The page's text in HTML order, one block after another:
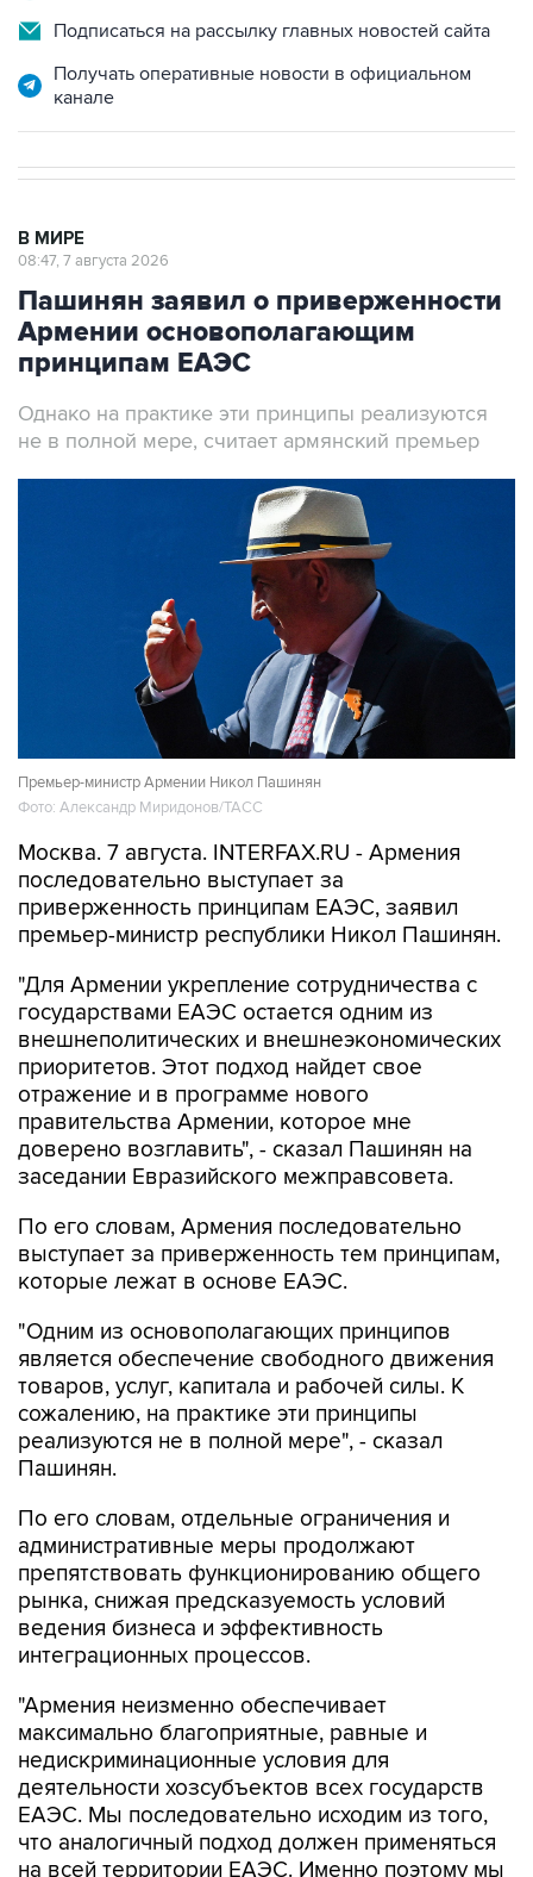
Подписаться на рассылку главных новостей сайта
Получать оперативные новости в официальном
канале
В МИРЕ
08:47, 7 августа 2026
Пашинян заявил о приверженности
Армении основополагающим
принципам ЕАЭС
Однако на практике эти принципы реализуются
не в полной мере, считает армянский премьер
Премьер-министр Армении Никол Пашинян
Фото: Александр Миридонов/ТАСС
Москва. 7 августа. INTERFAX.RU - Армения
последовательно выступает за
приверженность принципам ЕАЭС, заявил
премьер-министр республики Никол Пашинян.
"Для Армении укрепление сотрудничества с
государствами ЕАЭС остается одним из
внешнеполитических и внешнеэкономических
приоритетов. Этот подход найдет свое
отражение и в программе нового
правительства Армении, которое мне
доверено возглавить", - сказал Пашинян на
заседании Евразийского межправсовета.
По его словам, Армения последовательно
выступает за приверженность тем принципам,
которые лежат в основе ЕАЭС.
"Одним из основополагающих принципов
является обеспечение свободного движения
товаров, услуг, капитала и рабочей силы. К
сожалению, на практике эти принципы
реализуются не в полной мере", - сказал
Пашинян.
По его словам, отдельные ограничения и
административные меры продолжают
препятствовать функционированию общего
рынка, снижая предсказуемость условий
ведения бизнеса и эффективность
интеграционных процессов.
"Армения неизменно обеспечивает
максимально благоприятные, равные и
недискриминационные условия для
деятельности хозсубъектов всех государств
ЕАЭС. Мы последовательно исходим из того,
что аналогичный подход должен применяться
на всей территории ЕАЭС. Именно поэтому мы